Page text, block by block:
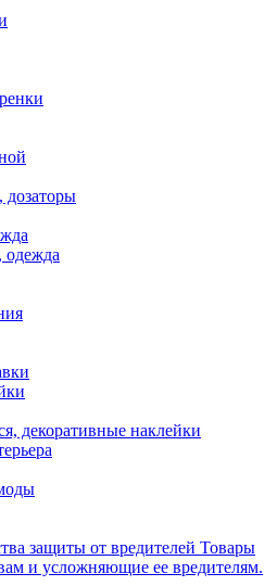
дозаторы
одежда
декоративные наклейки
защиты от вредителей Товары
и усложняющие ее вредителям.